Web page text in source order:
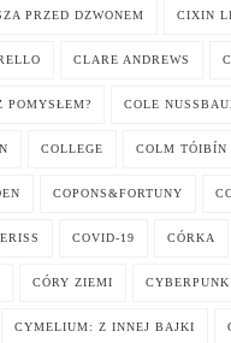
PRZED DZWONEM CIXIN
CLARE ANDREWS
POMYSŁEM? COLE
COLLEGE COLM TÓIBÍN
COPONS&FORTUNY
COVID-19 CÓRKA
CÓRY ZIEMI
CYMELIUM: Z INNEJ BAJKI